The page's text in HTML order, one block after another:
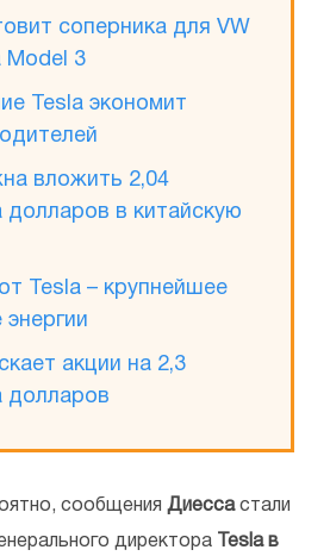
соперника для VW
Model 3
Tesla экономит
вложить 2,04
долларов в китайскую
Tesla – крупнейшее
акции на 2,3
долларов
сообщения Диессастали
директора Tesla в